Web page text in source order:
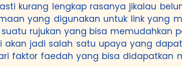
kurang lengkap rasanya jikalau
yang digunakan untuk link yang
rujukan yang bisa memudahkan
akan jadi salah satu upaya yang
faktor faedah yang bisa didapatkan